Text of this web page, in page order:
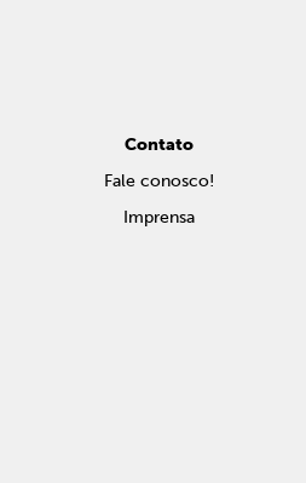
Contato
Fale conosco!
Imprensa